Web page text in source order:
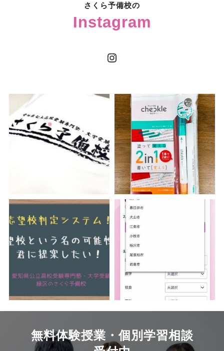
さくら予備校の
Instagram
Instagram
無料体験授業・個別学習相談